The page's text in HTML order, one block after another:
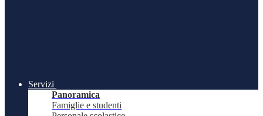
Servizi
Panoramica
Famiglie e studenti